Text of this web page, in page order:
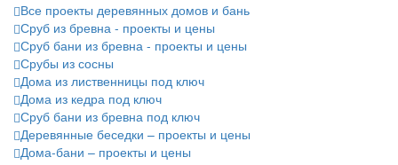
Все проекты деревянных домов и бань
Сруб из бревна - проекты и цены
Сруб бани из бревна - проекты и цены
Срубы из сосны
Дома из лиственницы под ключ
Дома из кедра под ключ
Сруб бани из бревна под ключ
Деревянные беседки – проекты и цены
Дома-бани – проекты и цены